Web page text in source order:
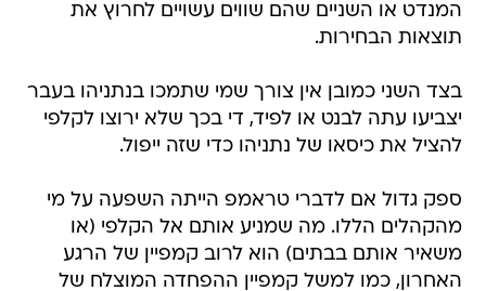
המנדט או השניים שהם שווים עשויים לחרוץ את
תוצאות הבחירות.
בצד השני כמובן אין צורך שמי שתמכו בנתניהו בעבר
יצביעו עתה לבנט או לפיד, די בכך שלא ירוצו לקלפי
להציל את כיסאו של נתניהו כדי שזה ייפול.
ספק גדול אם לדברי טראמפ הייתה השפעה על מי
מהקהלים הללו. מה שמניע אותם אל הקלפי (או
משאיר אותם בבתים) הוא לרוב קמפיין של הרגע
האחרון, כמו למשל קמפיין ההפחדה המוצלח של